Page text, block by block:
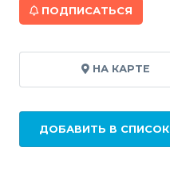
ПОДПИСАТЬСЯ
НА КАРТЕ
ДОБАВИТЬ В СПИСОК